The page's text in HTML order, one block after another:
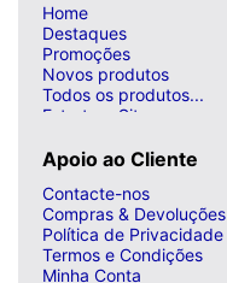
Home
Destaques
Promoções
Novos produtos
Todos os produtos...
Estrutura Site
Apoio ao Cliente
Contacte-nos
Compras & Devoluções
Política de Privacidade
Termos e Condições
Minha Conta